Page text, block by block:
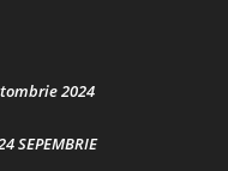
2024
SEPEMBRIE